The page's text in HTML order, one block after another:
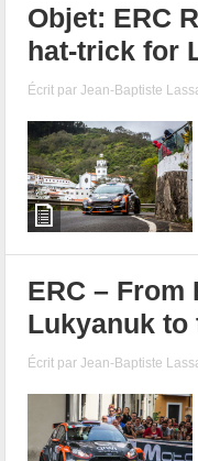
Objet: ERC
hat-trick for
Écrit parJean-Baptiste
ERC – From
Lukyanuk to
Écrit parJean-Baptiste